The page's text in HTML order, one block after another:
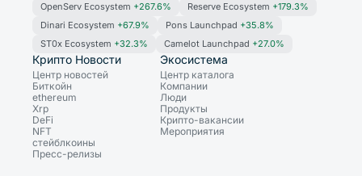
OpenServ Ecosystem +267.6% Reserve Ecosystem +179.3%
Dinari Ecosystem +67.9% Pons Launchpad +35.8%
ST0x Ecosystem +32.3% Camelot Launchpad +27.0%
Крипто Новости
Центр новостей
Биткойн
ethereum
Xrp
DeFi
NFT
стейблкоины
Пресс-релизы
Экосистема
Центр каталога
Компании
Люди
Продукты
Крипто-вакансии
Мероприятия